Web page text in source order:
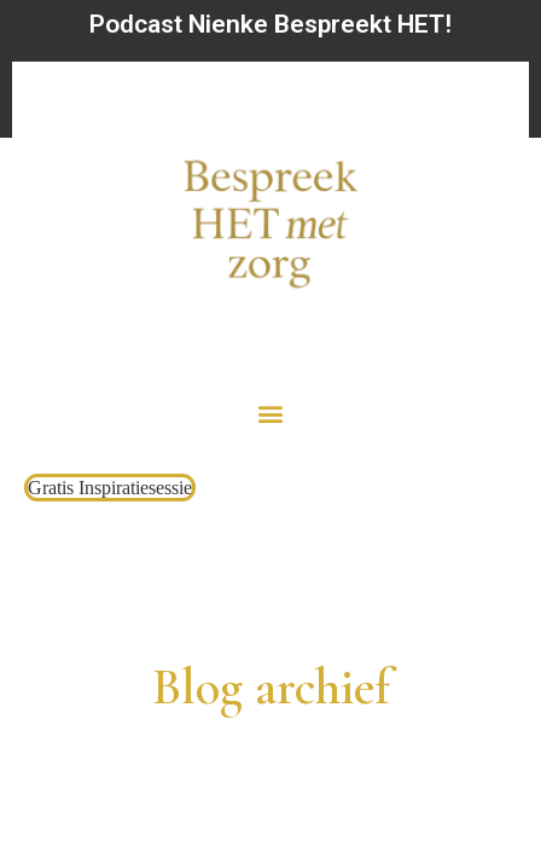
Podcast Nienke Bespreekt HET!
Gratis Inspiratiesessie
Blog archief